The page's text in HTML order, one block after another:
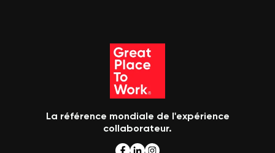
La référence mondiale de l'expérience
collaborateur.